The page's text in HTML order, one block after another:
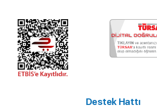
Destek Hattı